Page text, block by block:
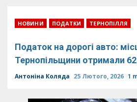
НОВИНИ ПОДАТКИ ТЕРНОПІЛЛЯ
Податок на дорогі авто:
Тернопільщини отримали
Антоніна Коляда 25 Лютого, 2026 1